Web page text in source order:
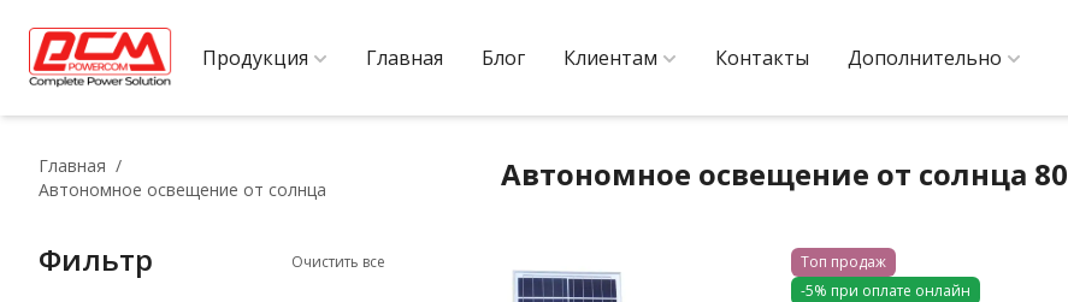
Продукция Главная Блог Клиентам Контакты Дополнительно
Главная
Автономное освещение от солнца
Фильтр Очистить все
Автономное освещение от солнца 80
Топ продаж
-5% при оплате онлайн